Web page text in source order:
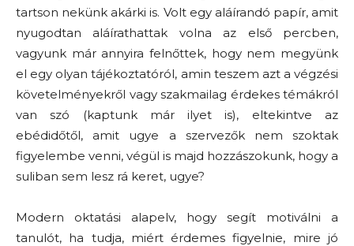
tartson nekünk akárki is. Volt egy aláírandó papír, amit
nyugodtan aláírathattak volna az első percben,
vagyunk már annyira felnőttek, hogy nem megyünk
el egy olyan tájékoztatóról, amin teszem azt a végzési
követelményekről vagy szakmailag érdekes témákról
van szó (kaptunk már ilyet is), eltekintve az
ebédidőtől, amit ugye a szervezők nem szoktak
figyelembe venni, végül is majd hozzászokunk, hogy a
suliban sem lesz rá keret, ugye?
Modern oktatási alapelv, hogy segít motiválni a
tanulót, ha tudja, miért érdemes figyelnie, mire jó